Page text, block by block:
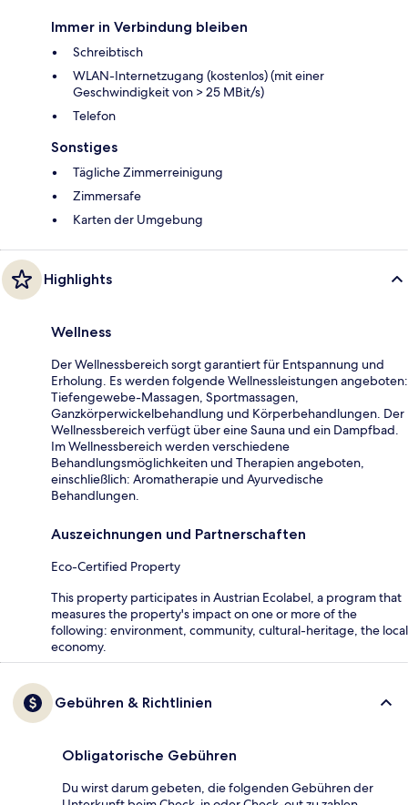
Immer in Verbindung bleiben
Schreibtisch
WLAN-Internetzugang (kostenlos) (mit einer
Geschwindigkeit von > 25 MBit/s)
Telefon
Sonstiges
Tägliche Zimmerreinigung
Zimmersafe
Karten der Umgebung
Highlights
Wellness
Der Wellnessbereich sorgt garantiert für Entspannung und
Erholung. Es werden folgende Wellnessleistungen angeboten:
Tiefengewebe-Massagen, Sportmassagen,
Ganzkörperwickelbehandlung und Körperbehandlungen. Der
Wellnessbereich verfügt über eine Sauna und ein Dampfbad.
Im Wellnessbereich werden verschiedene
Behandlungsmöglichkeiten und Therapien angeboten,
einschließlich: Aromatherapie und Ayurvedische
Behandlungen.
Auszeichnungen und Partnerschaften
Eco-Certified Property
This property participates in Austrian Ecolabel, a program that
measures the property's impact on one or more of the
following: environment, community, cultural-heritage, the local
economy.
Gebühren & Richtlinien
Obligatorische Gebühren
Du wirst darum gebeten, die folgenden Gebühren der